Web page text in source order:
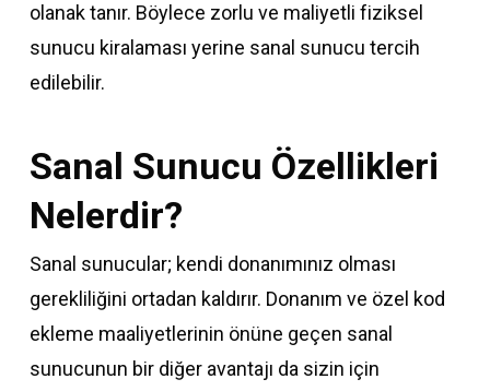
olanak tanır. Böylece zorlu ve maliyetli fiziksel
sunucu kiralaması yerine sanal sunucu tercih
edilebilir.
Sanal Sunucu Özellikleri
Nelerdir?
Sanal sunucular; kendi donanımınız olması
gerekliliğini ortadan kaldırır. Donanım ve özel kod
ekleme maaliyetlerinin önüne geçen sanal
sunucunun bir diğer avantajı da sizin için